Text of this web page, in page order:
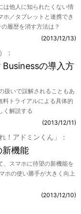
は他人に知られたくない情
ホ／タブレットと連携でき
履歴を消す方法は？
2013/12/13
の導入方
扱いで誤解されることもあ
トライアルによる具体的
く解説する
2013/12/11
！アドミンくん」
機能
、スマホに待望の新機能を
ホの使い勝手が大きく向上
2013/12/10